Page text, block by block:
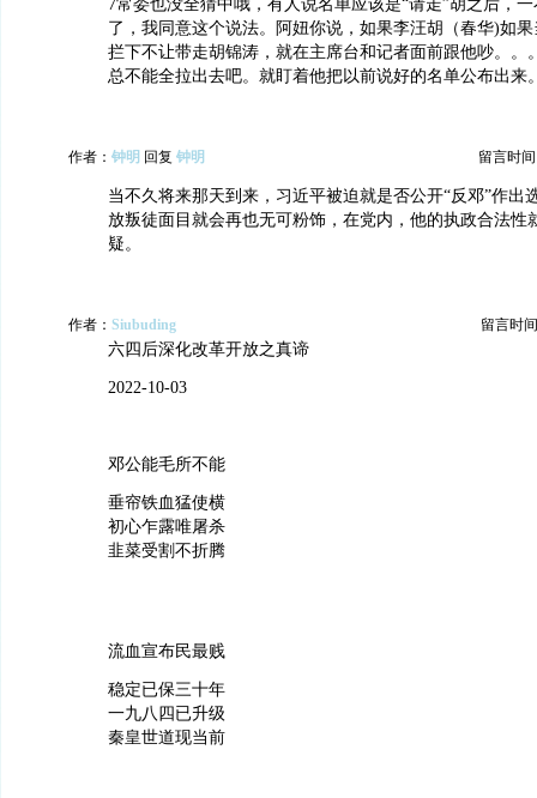
7常委也没全猜中哦，有人说名单应该是“请走”胡之后，
了，我同意这个说法。阿妞你说，如果李汪胡（春华)如
拦下不让带走胡锦涛，就在主席台和记者面前跟他吵。。
总不能全拉出去吧。就盯着他把以前说好的名单公布出来
作者： 钟明 回复 钟明 留言时间
当不久将来那天到来，习近平被迫就是否公开“反邓”作出
放叛徒面目就会再也无可粉饰，在党内，他的执政合法性
疑。
作者： Siubuding 留言时
六四后深化改革开放之真谛
2022-10-03
邓公能毛所不能
垂帘铁血猛使横
初心乍露唯屠杀
韭菜受割不折腾
流血宣布民最贱
稳定已保三十年
一九八四已升级
秦皇世道现当前